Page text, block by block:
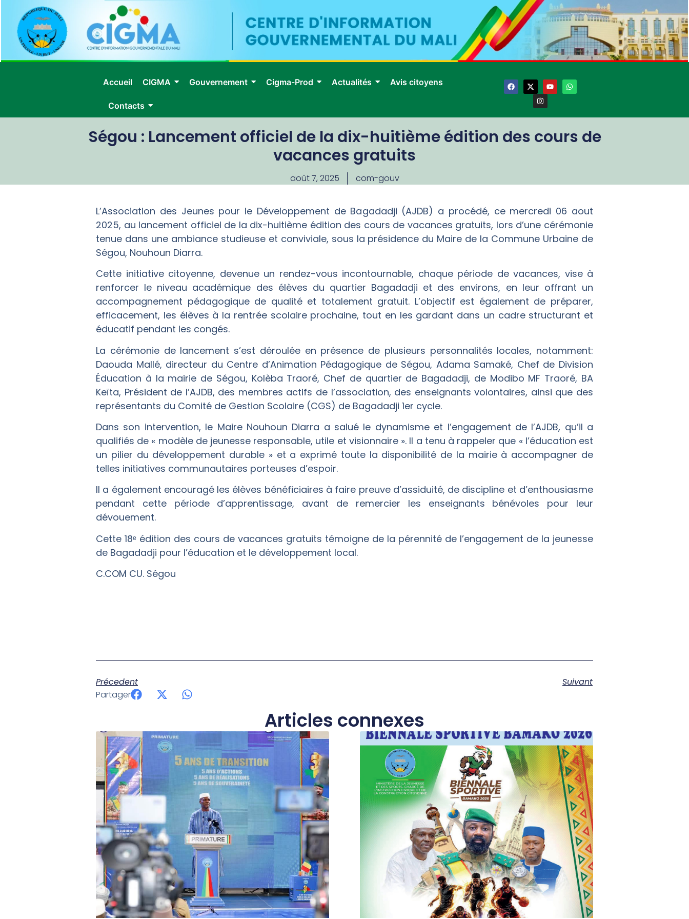
Accueil CIGMA Gouvernement Cigma-Prod Actualités Avis citoyens
Contacts
Ségou : Lancement officiel de la dix-huitième édition des cours de
vacances gratuits
août 7, 2025 com-gouv
L’Association des Jeunes pour le Développement de Bagadadji (AJDB) a procédé, ce mercredi 06 aout
2025, au lancement officiel de la dix-huitième édition des cours de vacances gratuits, lors d’une cérémonie
tenue dans une ambiance studieuse et conviviale, sous la présidence du Maire de la Commune Urbaine de
Ségou, Nouhoun Diarra.
Cette initiative citoyenne, devenue un rendez-vous incontournable, chaque période de vacances, vise à
renforcer le niveau académique des élèves du quartier Bagadadji et des environs, en leur offrant un
accompagnement pédagogique de qualité et totalement gratuit. L’objectif est également de préparer,
efficacement, les élèves à la rentrée scolaire prochaine, tout en les gardant dans un cadre structurant et
éducatif pendant les congés.
La cérémonie de lancement s’est déroulée en présence de plusieurs personnalités locales, notamment:
Daouda Mallé, directeur du Centre d’Animation Pédagogique de Ségou, Adama Samaké, Chef de Division
Éducation à la mairie de Ségou, Kolèba Traoré, Chef de quartier de Bagadadji, de Modibo MF Traoré, BA
Keïta, Président de l’AJDB, des membres actifs de l’association, des enseignants volontaires, ainsi que des
représentants du Comité de Gestion Scolaire (CGS) de Bagadadji 1er cycle.
Dans son intervention, le Maire Nouhoun Diarra a salué le dynamisme et l’engagement de l’AJDB, qu’il a
qualifiés de « modèle de jeunesse responsable, utile et visionnaire ». Il a tenu à rappeler que « l’éducation est
un pilier du développement durable » et a exprimé toute la disponibilité de la mairie à accompagner de
telles initiatives communautaires porteuses d’espoir.
Il a également encouragé les élèves bénéficiaires à faire preuve d’assiduité, de discipline et d’enthousiasme
pendant cette période d’apprentissage, avant de remercier les enseignants bénévoles pour leur
dévouement.
Cette 18ᵉ édition des cours de vacances gratuits témoigne de la pérennité de l’engagement de la jeunesse
de Bagadadji pour l’éducation et le développement local.
C.COM CU. Ségou
Précedent
Suivant
Partager
Articles connexes